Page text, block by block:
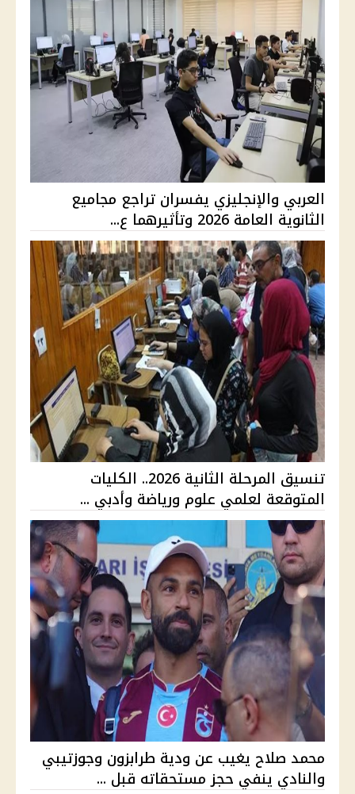
العربي والإنجليزي يفسران تراجع مجاميع
الثانوية العامة 2026 وتأثيرهما ع...
تنسيق المرحلة الثانية 2026.. الكليات
المتوقعة لعلمي علوم ورياضة وأدبي ...
محمد صلاح يغيب عن ودية طرابزون وجوزتيبي
والنادي ينفي حجز مستحقاته قبل ...